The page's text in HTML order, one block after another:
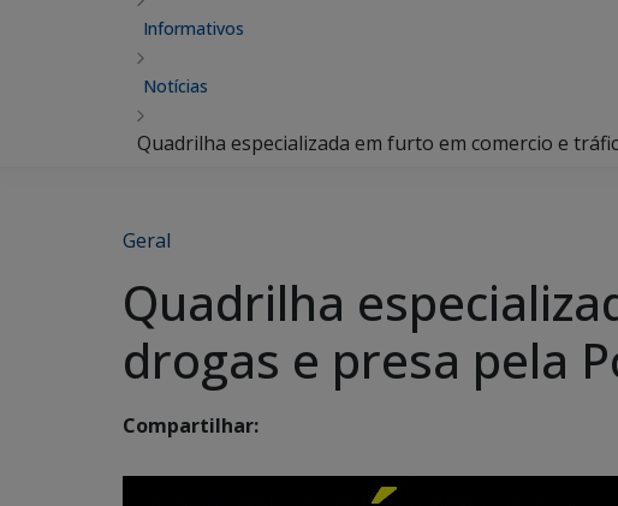
Informativos
Notícias
Quadrilha especializada em furto em comercio e
Geral
Quadrilha
drogas e presa pela
Compartilhar: